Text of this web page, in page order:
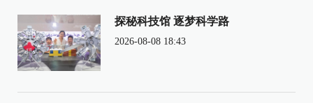
探秘科技馆 逐梦科学路
2026-08-08 18:43